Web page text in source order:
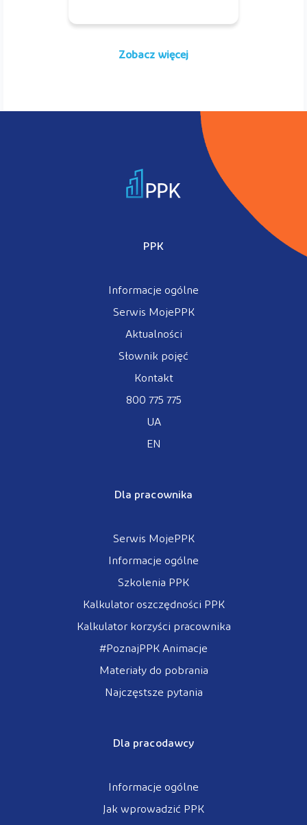
Zobacz więcej
PPK
Informacje ogólne
Serwis MojePPK
Aktualności
Słownik pojęć
Kontakt
800 775 775
UA
EN
Dla pracownika
Serwis MojePPK
Informacje ogólne
Szkolenia PPK
Kalkulator oszczędności PPK
Kalkulator korzyści pracownika
#PoznajPPK Animacje
Materiały do pobrania
Najczęstsze pytania
Dla pracodawcy
Informacje ogólne
Jak wprowadzić PPK